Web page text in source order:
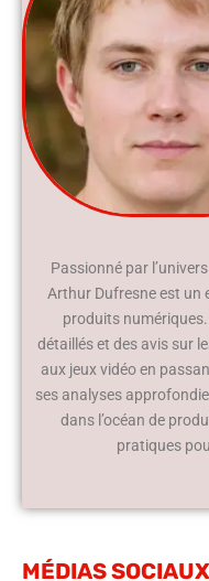
Passionné par
Arthur Dufresne est un
produits
détaillés et des avis sur
aux jeux vidéo en
ses analyses
dans l’océan de
pratiques
MÉDIAS SOCIAUX